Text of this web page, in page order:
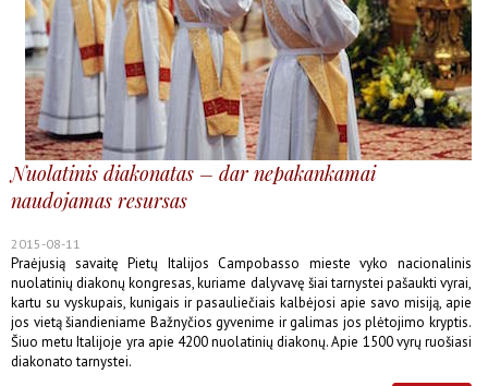
Nuolatinis diakonatas – dar nepakankamai
naudojamas resursas
2015-08-11
Praėjusią savaitę Pietų Italijos Campobasso mieste vyko nacionalinis
nuolatinių diakonų kongresas, kuriame dalyvavę šiai tarnystei pašaukti vyrai,
kartu su vyskupais, kunigais ir pasauliečiais kalbėjosi apie savo misiją, apie
jos vietą šiandieniame Bažnyčios gyvenime ir galimas jos plėtojimo kryptis.
Šiuo metu Italijoje yra apie 4200 nuolatinių diakonų. Apie 1500 vyrų ruošiasi
diakonato tarnystei.